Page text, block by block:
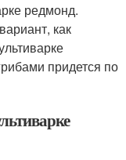
редмонд.
как
придется по